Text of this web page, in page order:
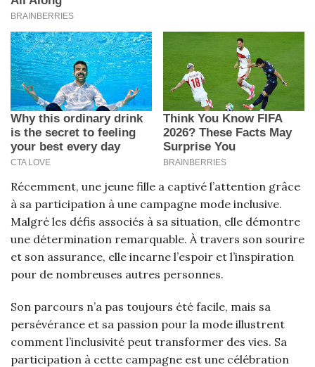
Récemment, une jeune fille a captivé l’attention grâce
à sa participation à une campagne mode inclusive.
Malgré les défis associés à sa situation, elle démontre
une détermination remarquable. À travers son sourire
et son assurance, elle incarne l’espoir et l’inspiration
pour de nombreuses autres personnes.
Son parcours n’a pas toujours été facile, mais sa
persévérance et sa passion pour la mode illustrent
comment l’inclusivité peut transformer des vies. Sa
participation à cette campagne est une célébration